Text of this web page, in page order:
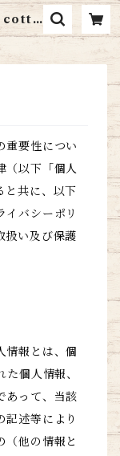
cotta
重要性につい
（以下「個人
と共に、以下
バシーポリ
扱い及び保護
情報とは、個
個人情報、
あって、当該
述等により
（他の情報と